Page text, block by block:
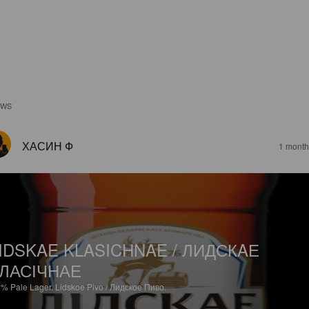
ХАСИН Ф 1
KLASICHNAE / ЛИДСКAЕ
Pale Lager.Lidskoe Pivo / Лидское Пиво.